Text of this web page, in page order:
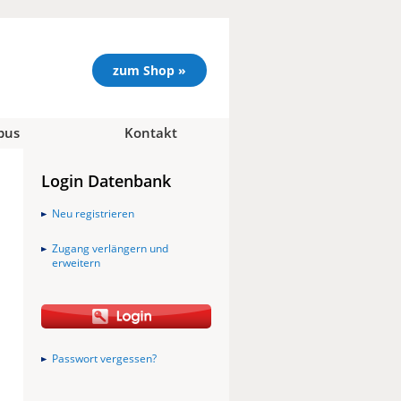
zum Shop »
Kontakt
Login Datenbank
Neu registrieren
Zugang verlängern und
erweitern
Passwort vergessen?